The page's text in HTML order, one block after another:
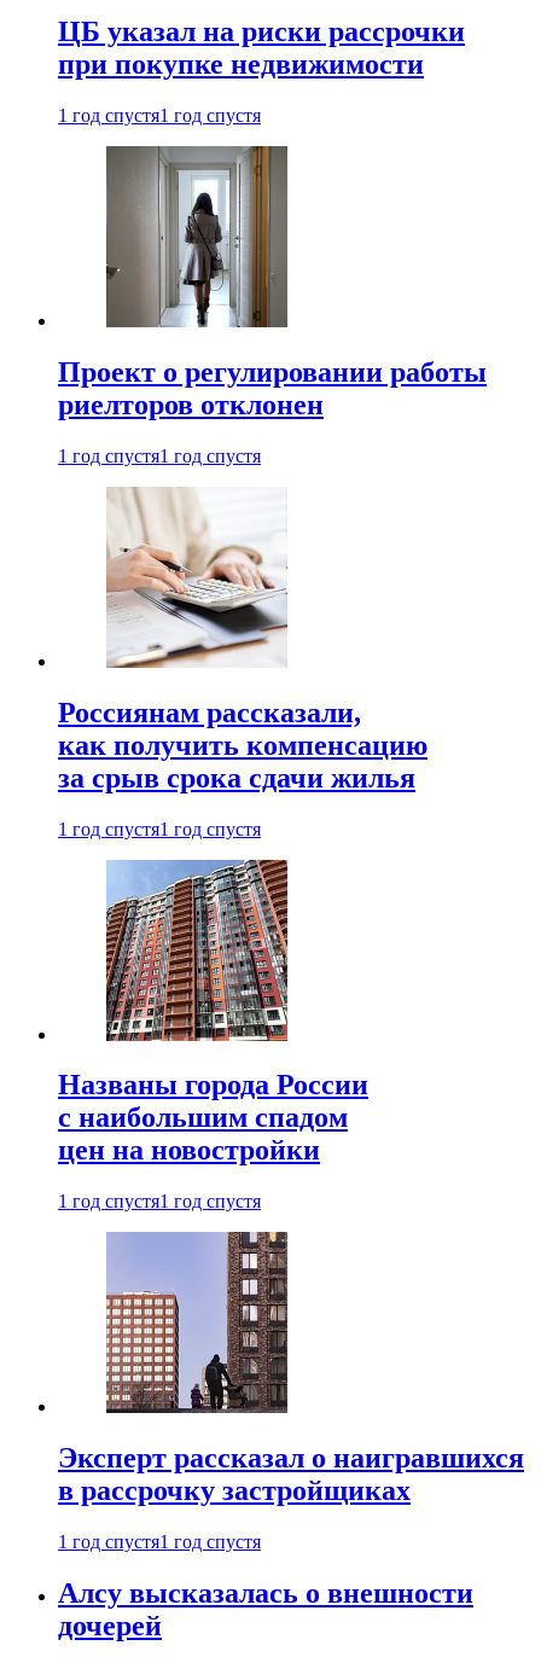
ЦБ указал на риски рассрочки
при покупке недвижимости
1 год спустя1 год спустя
Проект о регулировании работы
риелторов отклонен
1 год спустя1 год спустя
Россиянам рассказали,
как получить компенсацию
за срыв срока сдачи жилья
1 год спустя1 год спустя
Названы города России
с наибольшим спадом
цен на новостройки
1 год спустя1 год спустя
Эксперт рассказал о наигравшихся
в рассрочку застройщиках
1 год спустя1 год спустя
Алсу высказалась о внешности
дочерей